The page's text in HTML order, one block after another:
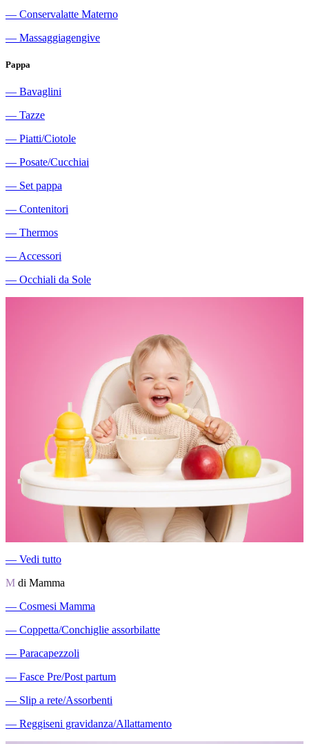
― Conservalatte Materno
― Massaggiagengive
Pappa
― Bavaglini
― Tazze
― Piatti/Ciotole
― Posate/Cucchiai
― Set pappa
― Contenitori
― Thermos
― Accessori
― Occhiali da Sole
― Vedi tutto
M di Mamma
― Cosmesi Mamma
― Coppetta/Conchiglie assorbilatte
― Paracapezzoli
― Fasce Pre/Post partum
― Slip a rete/Assorbenti
― Reggiseni gravidanza/Allattamento